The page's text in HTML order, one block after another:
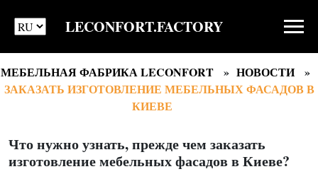
LECONFORT.FACTORY
МЕБЕЛЬНАЯ ФАБРИКА LECONFORT
НОВОСТИ
ЗАКАЗАТЬ ИЗГОТОВЛЕНИЕ МЕБЕЛЬНЫХ ФАСАДОВ В
КИЕВЕ
Что нужно узнать, прежде чем заказать
изготовление мебельных фасадов в Киеве?